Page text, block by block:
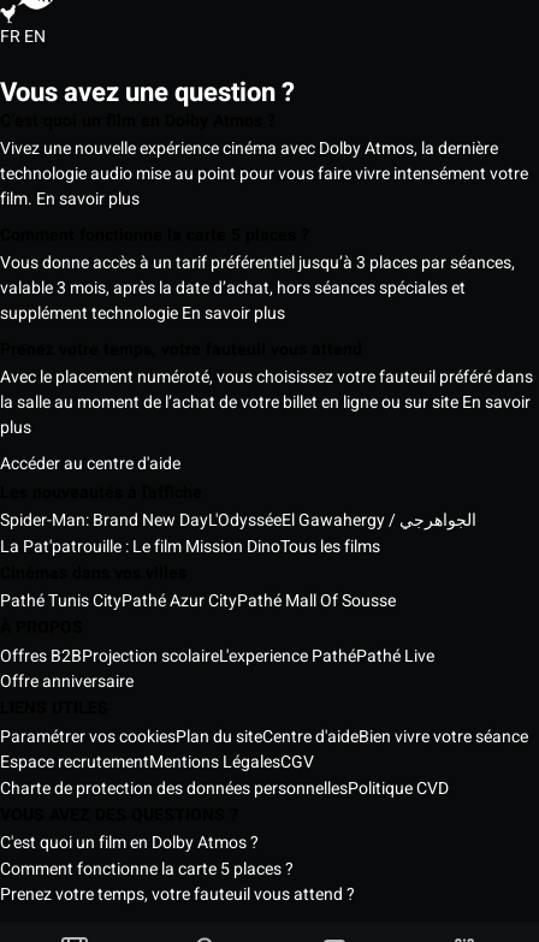
FREN
Vous avez une question ?
Vivez une nouvelle expérience cinéma avec Dolby Atmos, la dernière
technologie audio mise au point pour vous faire vivre intensément votre
film. En savoir plus
Vous donne accès à un tarif préférentiel jusqu’à 3 places par séances,
valable 3 mois, après la date d’achat, hors séances spéciales et
supplément technologieEn savoir plus
Avec le placement numéroté, vous choisissez votre fauteuil préféré dans
la salle au moment de l’achat de votre billet en ligne ou sur siteEn savoir
plus
Accéder au centre d'aide
Spider-Man: Brand New DayL'Odyssée
El Gawahergy / الجواهرجي
La Pat'patrouille : Le film Mission DinoTous les films
Pathé Tunis CityPathé Azur CityPathé Mall Of Sousse
Offres B2BProjection scolaireL'experience PathéPathé Live
Offre anniversaire
Paramétrer vos cookiesPlan du siteCentre d'aideBien vivre votre séance
Espace recrutementMentions LégalesCGV
Charte de protection des données personnellesPolitique CVD
C'est quoi un film en Dolby Atmos ?
Comment fonctionne la carte 5 places ?
Prenez votre temps, votre fauteuil vous attend ?